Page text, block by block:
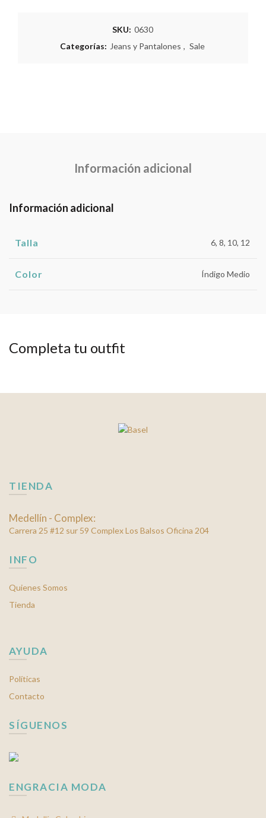
SKU: 0630
Categorías: Jeans y Pantalones , Sale
Información adicional
Información adicional
Talla 6, 8, 10, 12
Color Índigo Medio
Completa tu outfit
TIENDA
Medellín - Complex:
Carrera 25 #12 sur 59 Complex Los Balsos Oficina 204
INFO
Quienes Somos
Tienda
AYUDA
Políticas
Contacto
SÍGUENOS
ENGRACIA MODA